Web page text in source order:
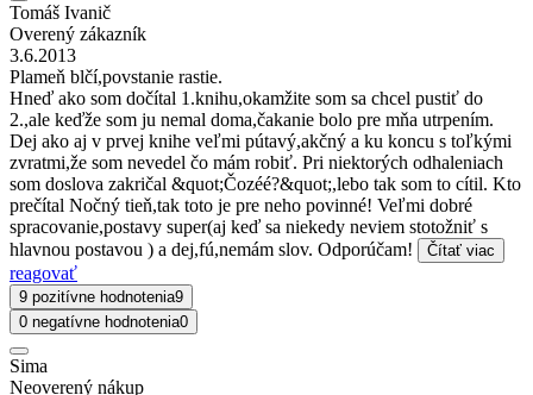
Tomáš Ivanič
Overený zákazník
3.6.2013
Plameň blčí,povstanie rastie.
Hneď ako som dočítal 1.knihu,okamžite som sa chcel pustiť do
2.,ale keďže som ju nemal doma,čakanie bolo pre mňa utrpením.
Dej ako aj v prvej knihe veľmi pútavý,akčný a ku koncu s toľkými
zvratmi,že som nevedel čo mám robiť. Pri niektorých odhaleniach
som doslova zakričal &quot;Čozéé?&quot;,lebo tak som to cítil. Kto
prečítal Nočný tieň,tak toto je pre neho povinné! Veľmi dobré
spracovanie,postavy super(aj keď sa niekedy neviem stotožniť s
hlavnou postavou ) a dej,fú,nemám slov. Odporúčam!
Čítať viac
reagovať
9 pozitívne hodnotenia9
0 negatívne hodnotenia0
Sima
Neoverený nákup